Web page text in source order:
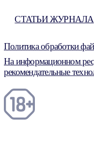
СТАТЬИ ЖУРНАЛА
Политика обработки
На информационном
рекомендательные